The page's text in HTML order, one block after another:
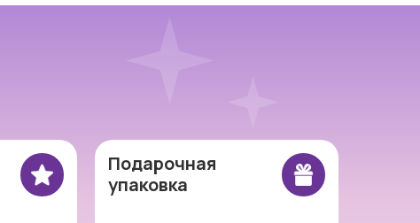
Подарочная
упаковка